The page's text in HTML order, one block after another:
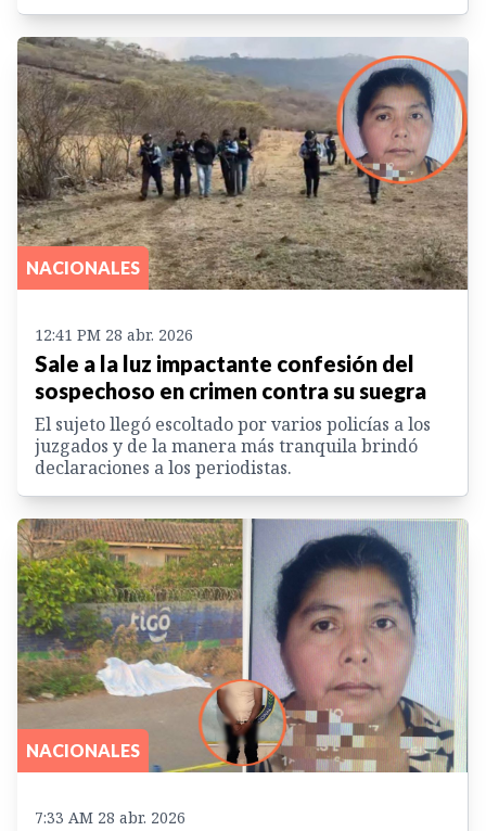
NACIONALES
12:41 PM 28 abr. 2026
Sale a la luz impactante confesión del
sospechoso en crimen contra su suegra
El sujeto llegó escoltado por varios policías a los
juzgados y de la manera más tranquila brindó
declaraciones a los periodistas.
NACIONALES
7:33 AM 28 abr. 2026